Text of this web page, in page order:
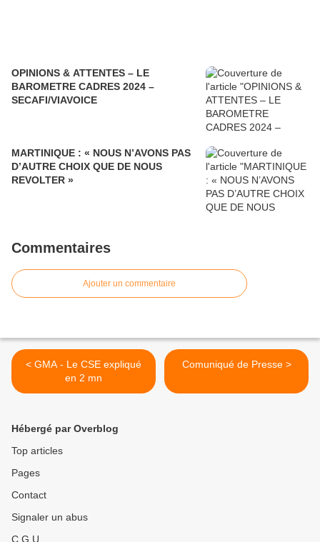
OPINIONS & ATTENTES – LE
BAROMETRE CADRES 2024 –
SECAFI/VIAVOICE
MARTINIQUE : « NOUS N’AVONS PAS
D’AUTRE CHOIX QUE DE NOUS
REVOLTER »
Commentaires
Ajouter un commentaire
< GMA - Le CSE expliqué
en 2 mn
Comuniqué de Presse >
Hébergé par Overblog
Top articles
Pages
Contact
Signaler un abus
C.G.U.